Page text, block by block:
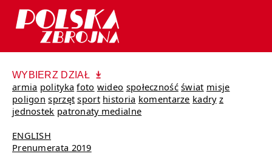
WYBIERZ DZIAŁ
armia polityka foto wideo społeczność świat misje
poligon sprzęt sport historia komentarze kadry z
jednostek patronaty medialne
ENGLISH
Prenumerata 2019